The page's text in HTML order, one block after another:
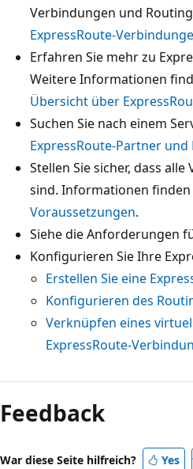
Verbindungen und
ExpressRoute-
Erfahren Sie mehr zu
Weitere Informationen
Übersicht über
Suchen Sie nach einem
ExpressRoute-Partner
Stellen Sie sicher, dass
sind. Informationen finden
Voraussetzungen.
Siehe die Anforderungen
Konfigurieren Sie Ihre
Erstellen Sie eine
Konfigurieren des
Verknüpfen eines
ExpressRoute-
Lesemodus
deaktiviert
Feedback
War diese Seite hilfreich? Yes